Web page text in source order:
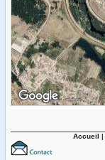
Accueil |